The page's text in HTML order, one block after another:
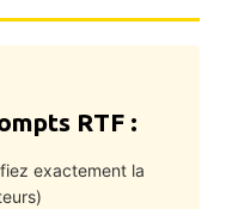
RTF :
exactement la